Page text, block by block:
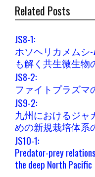
Related Posts
JS8-1:
ホソヘリカメムシ-
も解く共生微生物
JS8-2:
ファイトプラズマ
JS9-2:
九州におけるジャ
めの新規栽培体系
JS10-1:
Predator-prey
the deep North Pacific